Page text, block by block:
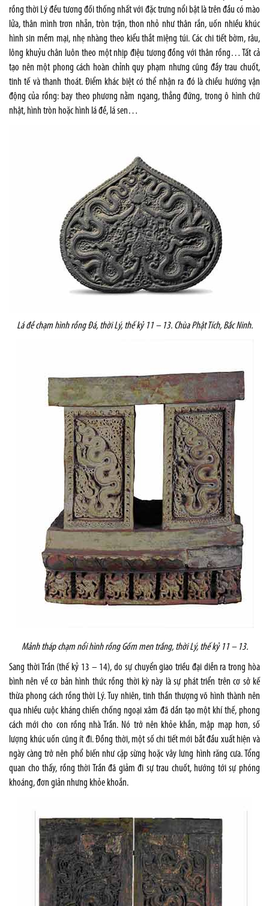
rồng thời Lý đều tương đối thống nhất với đặc trưng nổi bật là trên đầu có mào
lửa, thân mình trơn nhẵn, tròn trặn, thon nhỏ như thân rắn, uốn nhiều khúc
hình sin mềm mại, nhẹ nhàng theo kiểu thắt miệng túi. Các chi tiết bờm, râu,
lông khuỷu chân luôn theo một nhịp điệu tương đồng với thân rồng… Tất cả
tạo nên một phong cách hoàn chỉnh quy phạm nhưng cũng đầy trau chuốt,
tinh tế và thanh thoát. Điểm khác biệt có thể nhận ra đó là chiều hướng vận
động của rồng: bay theo phương nằm ngang, thẳng đứng, trong ô hình chữ
nhật, hình tròn hoặc hình lá đề, lá sen…
Lá đề chạm hình rồng Đá, thời Lý, thế kỷ 11 – 13. Chùa Phật Tích, Bắc Ninh.
Mảnh tháp chạm nổi hình rồngGốm men trắng, thời Lý, thế kỷ 11 – 13.
Sang thời Trần (thế kỷ 13 – 14), do sự chuyển giao triều đại diễn ra trong hòa
bình nên về cơ bản hình thức rồng thời kỳ này là sự phát triển trên cơ sở kế
thừa phong cách rồng thời Lý. Tuy nhiên, tinh thần thượng võ hình thành nên
qua nhiều cuộc kháng chiến chống ngoại xâm đã dần tạo một khí thế, phong
cách mới cho con rồng nhà Trần. Nó trở nên khỏe khắn, mập mạp hơn, số
lượng khúc uốn cũng ít đi. Đồng thời, một số chi tiết mới bắt đầu xuất hiện và
ngày càng trở nên phổ biến như cặp sừng hoặc vây lưng hình răng cưa. Tổng
quan cho thấy, rồng thời Trần đã giảm đi sự trau chuốt, hướng tới sự phóng
khoáng, đơn giản nhưng khỏe khoắn.